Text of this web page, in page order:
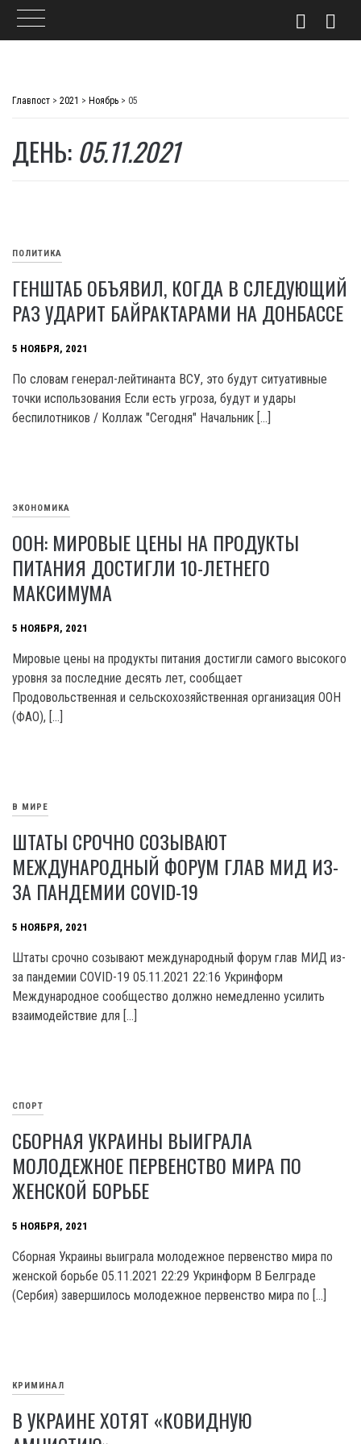
Главпост > 2021 > Ноябрь > 05
ДЕНЬ: 05.11.2021
ПОЛИТИКА
ГЕНШТАБ ОБЪЯВИЛ, КОГДА В СЛЕДУЮЩИЙ
РАЗ УДАРИТ БАЙРАКТАРАМИ НА ДОНБАССЕ
5 НОЯБРЯ, 2021
По словам генерал-лейтинанта ВСУ, это будут ситуативные
точки использования Если есть угроза, будут и удары
беспилотников / Коллаж "Сегодня" Начальник […]
ЭКОНОМИКА
ООН: МИРОВЫЕ ЦЕНЫ НА ПРОДУКТЫ
ПИТАНИЯ ДОСТИГЛИ 10-ЛЕТНЕГО
МАКСИМУМА
5 НОЯБРЯ, 2021
Мировые цены на продукты питания достигли самого высокого
уровня за последние десять лет, сообщает
Продовольственная и сельскохозяйственная организация ООН
(ФАО), […]
В МИРЕ
ШТАТЫ СРОЧНО СОЗЫВАЮТ
МЕЖДУНАРОДНЫЙ ФОРУМ ГЛАВ МИД ИЗ-
ЗА ПАНДЕМИИ COVID-19
5 НОЯБРЯ, 2021
Штаты срочно созывают международный форум глав МИД из-
за пандемии COVID-19 05.11.2021 22:16 Укринформ
Международное сообщество должно немедленно усилить
взаимодействие для […]
СПОРТ
СБОРНАЯ УКРАИНЫ ВЫИГРАЛА
МОЛОДЕЖНОЕ ПЕРВЕНСТВО МИРА ПО
ЖЕНСКОЙ БОРЬБЕ
5 НОЯБРЯ, 2021
Сборная Украины выиграла молодежное первенство мира по
женской борьбе 05.11.2021 22:29 Укринформ В Белграде
(Сербия) завершилось молодежное первенство мира по […]
КРИМИНАЛ
В УКРАИНЕ ХОТЯТ «КОВИДНУЮ